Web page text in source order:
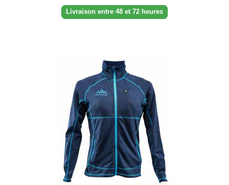
Livraison entre 48 et 72 heures